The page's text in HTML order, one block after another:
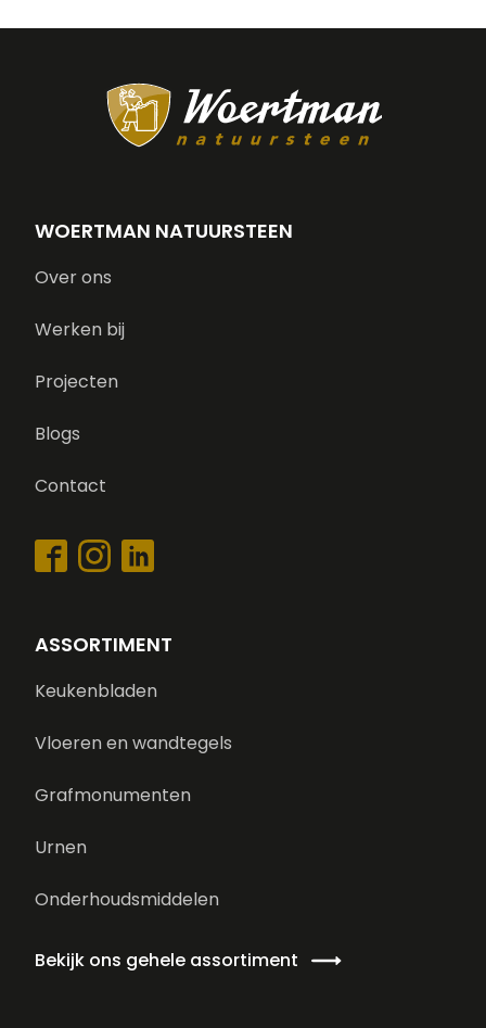
WOERTMAN NATUURSTEEN
Over ons
Werken bij
Projecten
Blogs
Contact
ASSORTIMENT
Keukenbladen
Vloeren en wandtegels
Grafmonumenten
Urnen
Onderhoudsmiddelen
Bekijk ons gehele assortiment